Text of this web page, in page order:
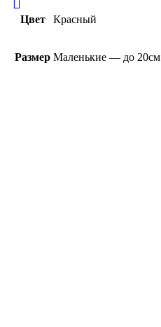
Цвет Красный
Размер Маленькие — до 20см